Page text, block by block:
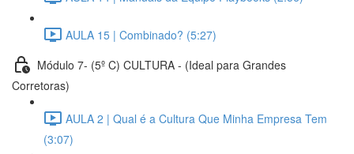
AULA 15 | Combinado? (5:27)
Módulo 7- (5º C) CULTURA - (Ideal para Grandes
Corretoras)
AULA 2 | Qual é a Cultura Que Minha Empresa Tem
(3:07)